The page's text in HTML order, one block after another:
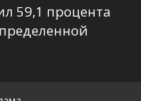
59,1 процента